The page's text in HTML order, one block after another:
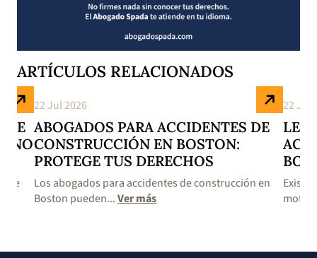
ARTÍCULOS RELACIONADOS
DE
NO
de
22 Jul 2026
ABOGADOS PARA ACCIDENTES DE
CONSTRUCCIÓN EN BOSTON:
PROTEGE TUS DERECHOS
Los abogados para accidentes de construcción en
Boston pueden...Ver más
22 Jul